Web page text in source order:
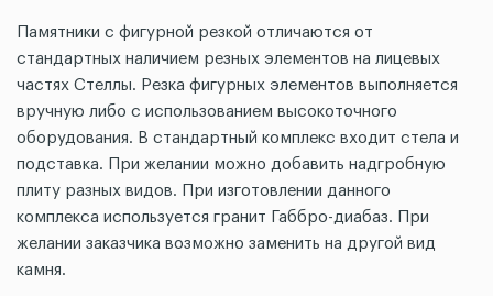
Памятники с фигурной резкой отличаются от
стандартных наличием резных элементов на лицевых
частях Стеллы. Резка фигурных элементов выполняется
вручную либо с использованием высокоточного
оборудования. В стандартный комплекс входит стела и
подставка. При желании можно добавить надгробную
плиту разных видов. При изготовлении данного
комплекса используется гранит Габбро-диабаз. При
желании заказчика возможно заменить на другой вид
камня.